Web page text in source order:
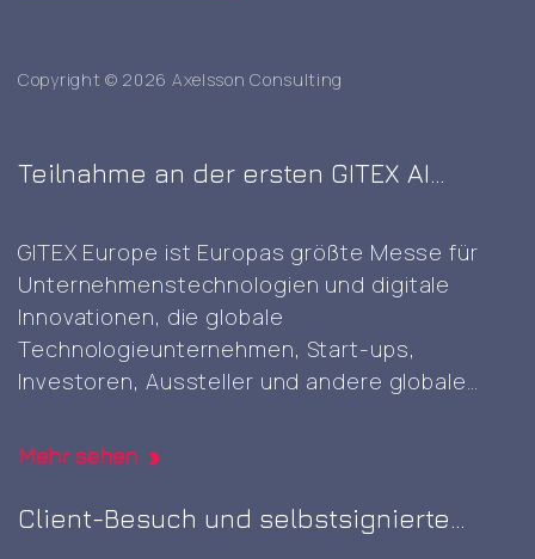
Copyright © 2026 Axelsson Consulting
Teilnahme an der ersten GITEX AI
GITEX Europe ist Europas größte Messe für
Unternehmenstechnologien und digitale
Innovationen, die globale
Technologieunternehmen, Start-ups,
Investoren, Aussteller und andere globale
Cybersicherheits- und digitale Technologien
voranzutreiben. Es war die erste GITEX-Messe
in Europa. Es war großartig, diese gut geplante
Mehr sehen
Client-Besuch und selbstsignierte